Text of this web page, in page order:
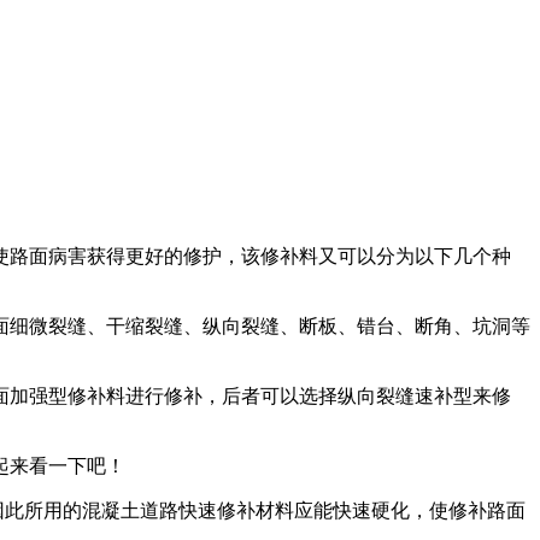
面病害获得更好的修护，该修补料又可以分为以下几个种
微裂缝、干缩裂缝、纵向裂缝、断板、错台、断角、坑洞等
强型修补料进行修补，后者可以选择纵向裂缝速补型来修
看一下吧！
所用的混凝土道路快速修补材料应能快速硬化，使修补路面